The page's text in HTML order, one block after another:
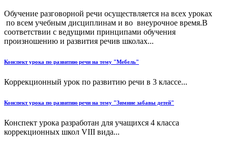
Обучение разговорной речи осуществляется на всех уроках
по всем учебным дисциплинам и во внеурочное время.В
соответствии с ведущими принципами обучения
произношению и развития речив школах...
Конспект урока по развитию речи на тему "Мебель"
Коррекционный урок по развитию речи в 3 классе...
Конспект урока по развитию речи на тему "Зимние забавы детей"
Конспект урока разработан для учащихся 4 класса
коррекционных школ VIII вида...